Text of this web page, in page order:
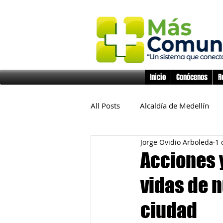
Inicio Conócenos
All Posts Alcaldía de Medellín
Educación Derechos
Inclusión Social Infancia y
Acciones
vidas de
ciudad
Jorge Ovidio Arboleda 1